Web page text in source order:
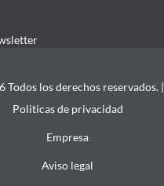
Todos los derechos reservados. |
Politicas de privacidad
Empresa
Aviso legal